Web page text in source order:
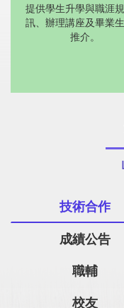
提供學生升學與職涯
訊、辦理講座及畢業
推介。
技術合作
成績公告
職輔
校友